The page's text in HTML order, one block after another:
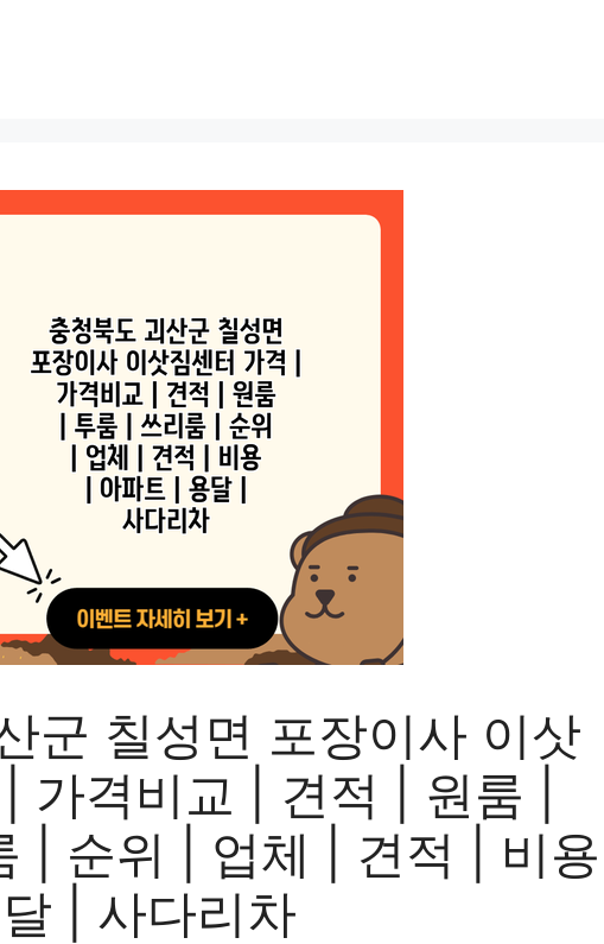
군 칠성면 포장이사 이삿
가격비교 | 견적 | 원룸 |
| 순위 | 업체 | 견적 | 비용
| 사다리차